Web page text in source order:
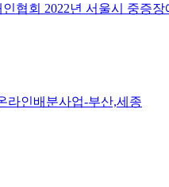
협회 2022년 서울시 중증장
라인배분사업-부산,세종